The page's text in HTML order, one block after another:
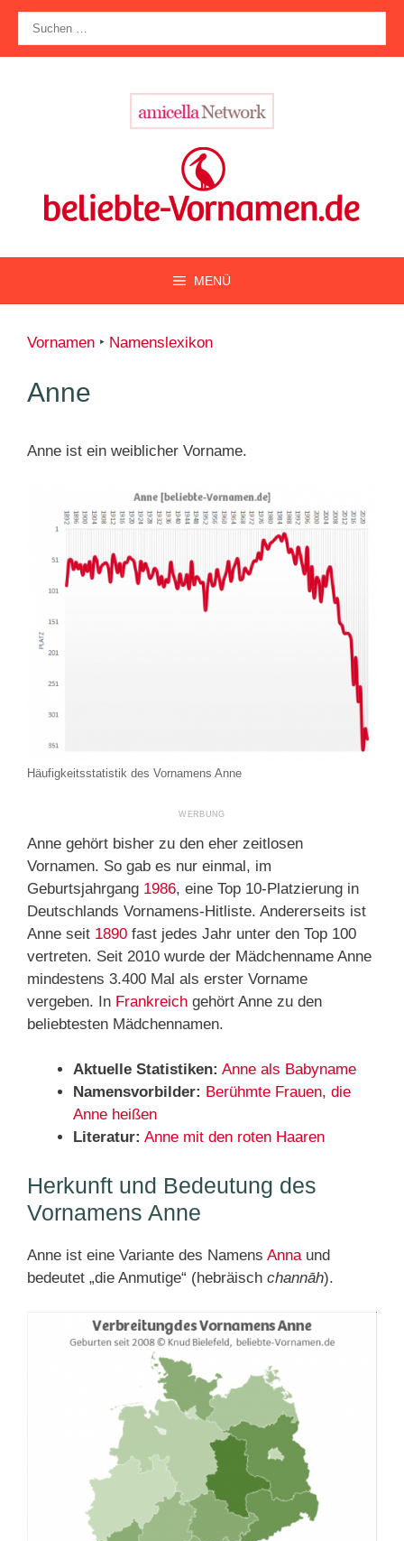
Zum
Inhalt
springen
nach:
MENÜ
Vornamen ‣ Namenslexikon
Anne
Anne ist ein weiblicher Vorname.
Häufigkeitsstatistik des Vornamens Anne
Anne gehört bisher zu den eher zeitlosen
Vornamen. So gab es nur einmal, im
Geburtsjahrgang 1986, eine Top 10-Platzierung in
Deutschlands Vornamens-Hitliste. Andererseits ist
Anne seit 1890 fast jedes Jahr unter den Top 100
vertreten. Seit 2010 wurde der Mädchenname Anne
mindestens 3.400 Mal als erster Vorname
vergeben. In Frankreich gehört Anne zu den
beliebtesten Mädchennamen.
Aktuelle Statistiken: Anne als Babyname
Namensvorbilder: Berühmte Frauen, die
Anne heißen
Literatur: Anne mit den roten Haaren
Herkunft und Bedeutung des
Vornamens Anne
Anne ist eine Variante des Namens Anna und
bedeutet „die Anmutige“ (hebräisch channāh).